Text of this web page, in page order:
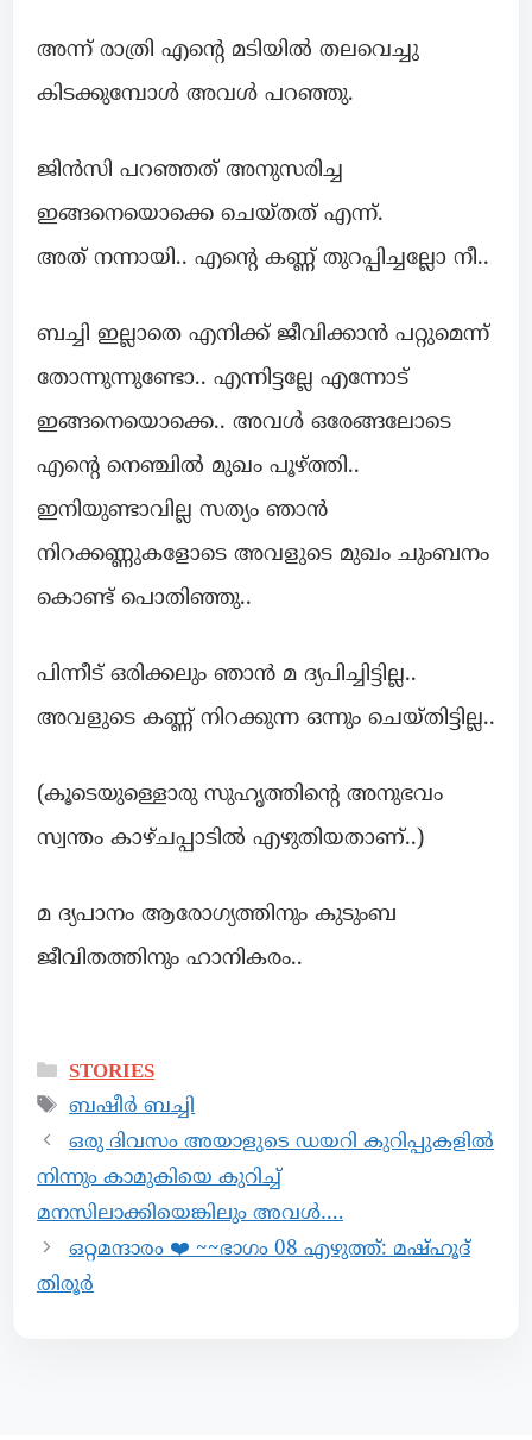
അന്ന് രാത്രി എന്റെ മടിയിൽ തലവെച്ചു
കിടക്കുമ്പോൾ അവൾ പറഞ്ഞു.
ജിൻസി പറഞ്ഞത് അനുസരിച്ച
ഇങ്ങനെയൊക്കെ ചെയ്തത് എന്ന്.
അത് നന്നായി.. എന്റെ കണ്ണ് തുറപ്പിച്ചല്ലോ നീ..
ബച്ചി ഇല്ലാതെ എനിക്ക് ജീവിക്കാൻ പറ്റുമെന്ന്
തോന്നുന്നുണ്ടോ.. എന്നിട്ടല്ലേ എന്നോട്
ഇങ്ങനെയൊക്കെ.. അവൾ ഒരേങ്ങലോടെ
എന്റെ നെഞ്ചിൽ മുഖം പൂഴ്ത്തി..
ഇനിയുണ്ടാവില്ല സത്യം ഞാൻ
നിറക്കണ്ണുകളോടെ അവളുടെ മുഖം ചുംബനം
കൊണ്ട് പൊതിഞ്ഞു..
പിന്നീട് ഒരിക്കലും ഞാൻ മ ദ്യപിച്ചിട്ടില്ല..
അവളുടെ കണ്ണ് നിറക്കുന്ന ഒന്നും ചെയ്തിട്ടില്ല..
(കൂടെയുള്ളൊരു സുഹൃത്തിന്റെ അനുഭവം
സ്വന്തം കാഴ്ചപ്പാടിൽ എഴുതിയതാണ്..)
മ ദ്യപാനം ആരോഗ്യത്തിനും കുടുംബ
ജീവിതത്തിനും ഹാനികരം..
STORIES
ബഷീർ ബച്ചി
ഒരു ദിവസം അയാളുടെ ഡയറി കുറിപ്പുകളിൽ
നിന്നും കാമുകിയെ കുറിച്ച്
മനസിലാക്കിയെങ്കിലും അവൾ….
ഒറ്റമന്ദാരം ❤️ ~~ഭാഗം 08 എഴുത്ത്: മഷ്ഹൂദ്
തിരൂർ